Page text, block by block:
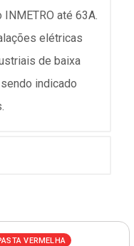
até 63A.
elétricas
de baixa
indicado
VERMELHA